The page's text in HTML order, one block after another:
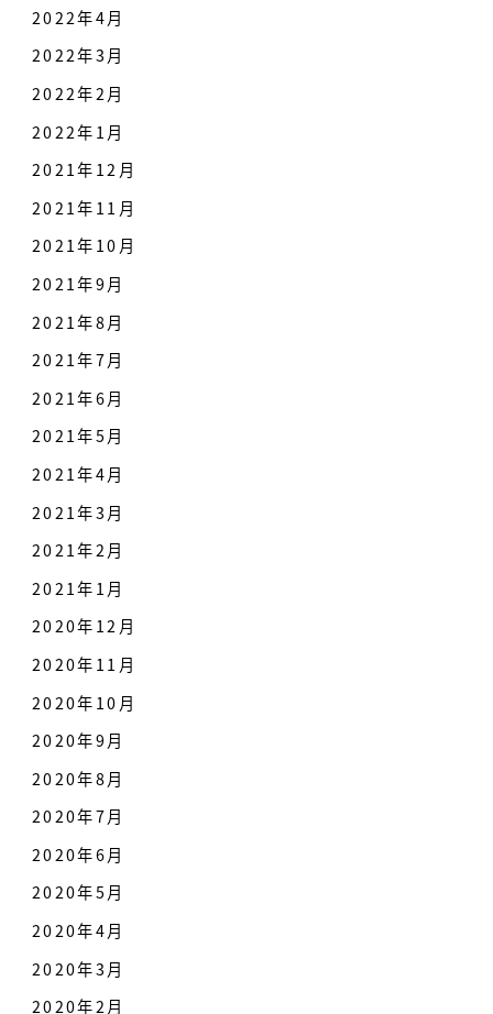
2022年4月
2022年3月
2022年2月
2022年1月
2021年12月
2021年11月
2021年10月
2021年9月
2021年8月
2021年7月
2021年6月
2021年5月
2021年4月
2021年3月
2021年2月
2021年1月
2020年12月
2020年11月
2020年10月
2020年9月
2020年8月
2020年7月
2020年6月
2020年5月
2020年4月
2020年3月
2020年2月